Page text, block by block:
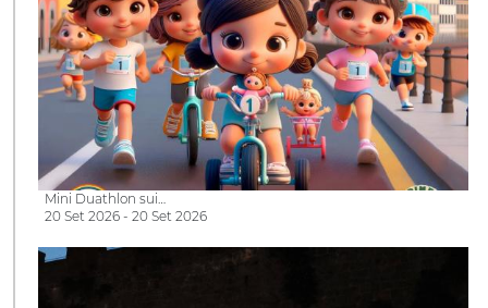
Mini Duathlon sui…
20 Set 2026 - 20 Set 2026